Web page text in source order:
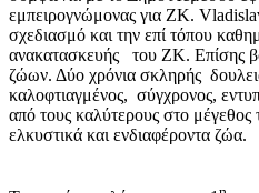
εμπειρογνώμονας για ΖΚ.
σχεδιασμό και την επί τόπου
ανακατασκευής του ΖΚ. Επίσης
ζώων. Δύο χρόνια σκληρής
καλοφτιαγμένος, σύγχρονος,
από τους καλύτερους στο
ελκυστικά και ενδιαφέροντα ζώα.